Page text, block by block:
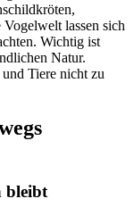
lassen sich
Wichtig ist
Natur.
Tiere nicht zu
bleibt